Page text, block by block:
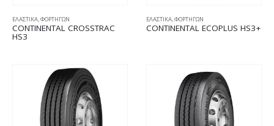
ΕΛΑΣΤΙΚΑ,ΦΟΡΤΗΓΩΝ
CONTINENTAL CROSSTRAC
HS3
ΕΛΑΣΤΙΚΑ,ΦΟΡΤΗΓΩΝ
CONTINENTAL ECOPLUS HS3+